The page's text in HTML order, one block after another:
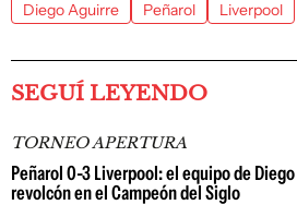
Diego Aguirre Peñarol Liverpool
SEGUÍ LEYENDO
TORNEO APERTURA
Peñarol 0-3 Liverpool: el equipo de
revolcón en el Campeón del Siglo